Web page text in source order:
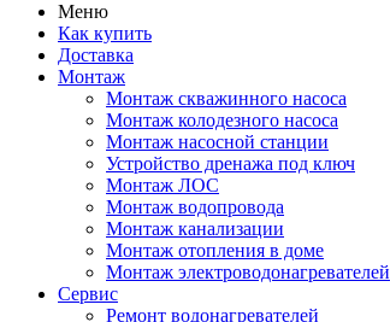
Меню
Как купить
Доставка
Монтаж
Монтаж скважинного насоса
Монтаж колодезного насоса
Монтаж насосной станции
Устройство дренажа под ключ
Монтаж ЛОС
Монтаж водопровода
Монтаж канализации
Монтаж отопления в доме
Монтаж электроводонагревателей
Сервис
Ремонт водонагревателей